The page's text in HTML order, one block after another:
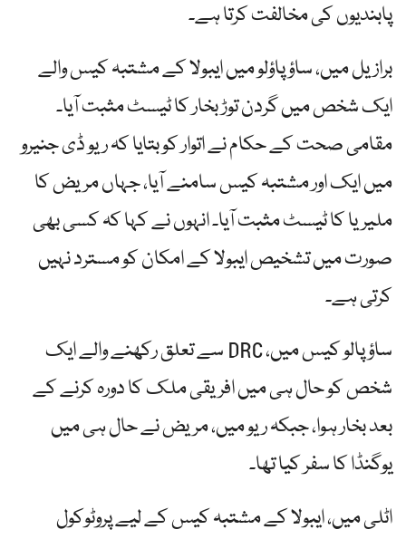
پابندیوں کی مخالفت کرتا ہے۔
برازیل میں، ساؤ پاؤلو میں ایبولا کے مشتبہ کیس والے
ایک شخص میں گردن توڑ بخار کا ٹیسٹ مثبت آیا۔
مقامی صحت کے حکام نے اتوار کو بتایا کہ ریو ڈی جنیرو
میں ایک اور مشتبہ کیس سامنے آیا، جہاں مریض کا
ملیریا کا ٹیسٹ مثبت آیا۔ انہوں نے کہا کہ کسی بھی
صورت میں تشخیص ایبولا کے امکان کو مسترد نہیں
کرتی ہے۔
ساؤ پالو کیس میں، DRC سے تعلق رکھنے والے ایک
شخص کو حال ہی میں افریقی ملک کا دورہ کرنے کے
بعد بخار ہوا، جبکہ ریو میں، مریض نے حال ہی میں
یوگنڈا کا سفر کیا تھا۔
اٹلی میں، ایبولا کے مشتبہ کیس کے لیے پروٹوکول